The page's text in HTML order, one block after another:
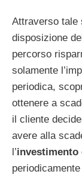
Attraverso tale
disposizione
percorso
solamente
periodica,
ottenere a
il cliente
avere alla
l’investimento